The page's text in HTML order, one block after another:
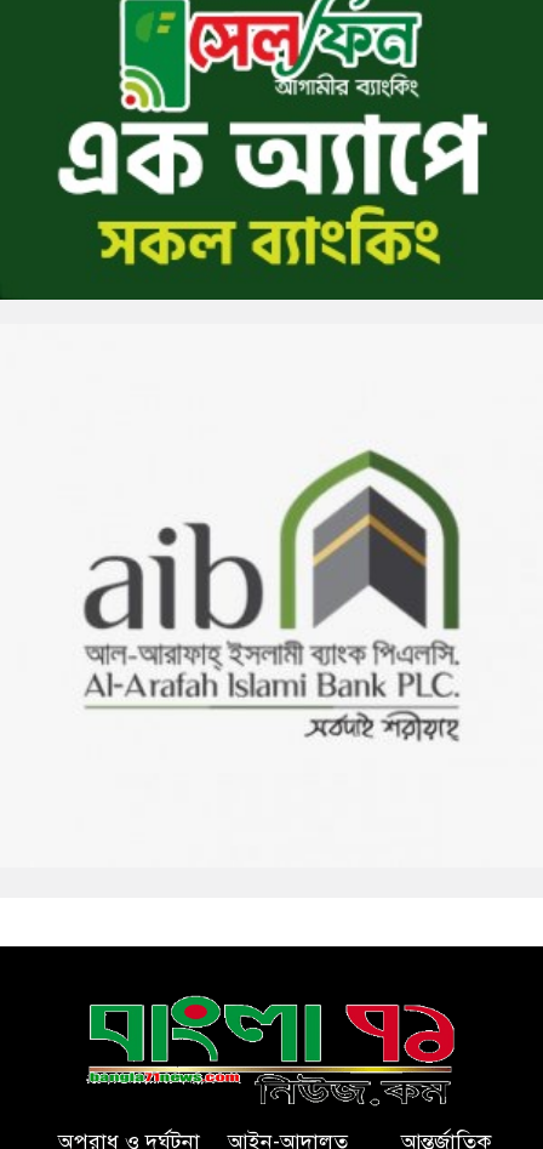
অপরাধ ও দুর্ঘটনা আইন-আদালত
আন্তর্জাতিক